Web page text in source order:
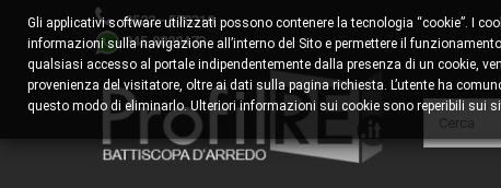
0522 - 578310
345.8829473
Gli applicativi software utilizzati possono contenere la tecnologia “cookie”. I
informazioni sulla navigazione all’interno del Sito e permettere il
qualsiasi accesso al portale indipendentemente dalla presenza di un cookie,
provenienza del visitatore, oltre ai dati sulla pagina richiesta. L’utente ha
questo modo di eliminarlo. Ulteriori informazioni sui cookie sono reperibili sui